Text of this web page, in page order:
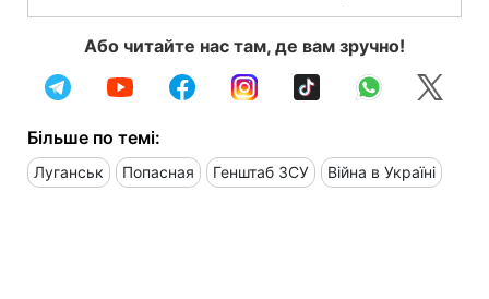
Або читайте нас там, де вам зручно!
Більше по темі:
Луганськ Попасная Генштаб ЗСУ Війна в Україні